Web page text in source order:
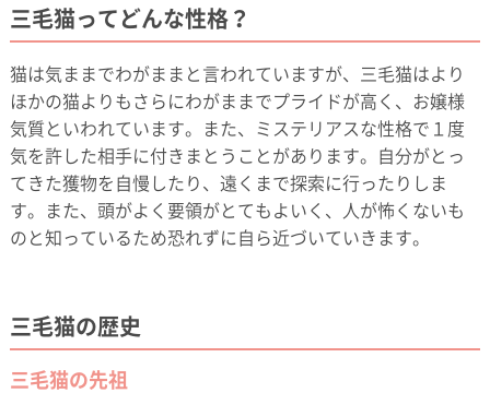
三毛猫ってどんな性格？
猫は気ままでわがままと言われていますが、三毛猫はより
ほかの猫よりもさらにわがままでプライドが高く、お嬢様
気質といわれています。また、ミステリアスな性格で１度
気を許した相手に付きまとうことがあります。自分がとっ
てきた獲物を自慢したり、遠くまで探索に行ったりしま
す。また、頭がよく要領がとてもよいく、人が怖くないも
のと知っているため恐れずに自ら近づいていきます。
三毛猫の歴史
三毛猫の先祖